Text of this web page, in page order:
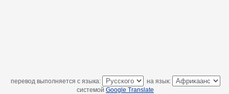
перевод выполняется с языка:
на язык:
системой Google Translate